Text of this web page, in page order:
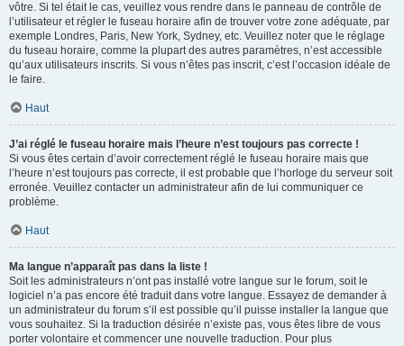
vôtre. Si tel était le cas, veuillez vous rendre dans le panneau de contrôle de
l’utilisateur et régler le fuseau horaire afin de trouver votre zone adéquate, par
exemple Londres, Paris, New York, Sydney, etc. Veuillez noter que le réglage
du fuseau horaire, comme la plupart des autres paramètres, n’est accessible
qu’aux utilisateurs inscrits. Si vous n’êtes pas inscrit, c’est l’occasion idéale de
le faire.
Haut
J’ai réglé le fuseau horaire mais l’heure n’est toujours pas correcte !
Si vous êtes certain d’avoir correctement réglé le fuseau horaire mais que
l’heure n’est toujours pas correcte, il est probable que l’horloge du serveur soit
erronée. Veuillez contacter un administrateur afin de lui communiquer ce
problème.
Haut
Ma langue n’apparaît pas dans la liste !
Soit les administrateurs n’ont pas installé votre langue sur le forum, soit le
logiciel n’a pas encore été traduit dans votre langue. Essayez de demander à
un administrateur du forum s’il est possible qu’il puisse installer la langue que
vous souhaitez. Si la traduction désirée n’existe pas, vous êtes libre de vous
porter volontaire et commencer une nouvelle traduction. Pour plus